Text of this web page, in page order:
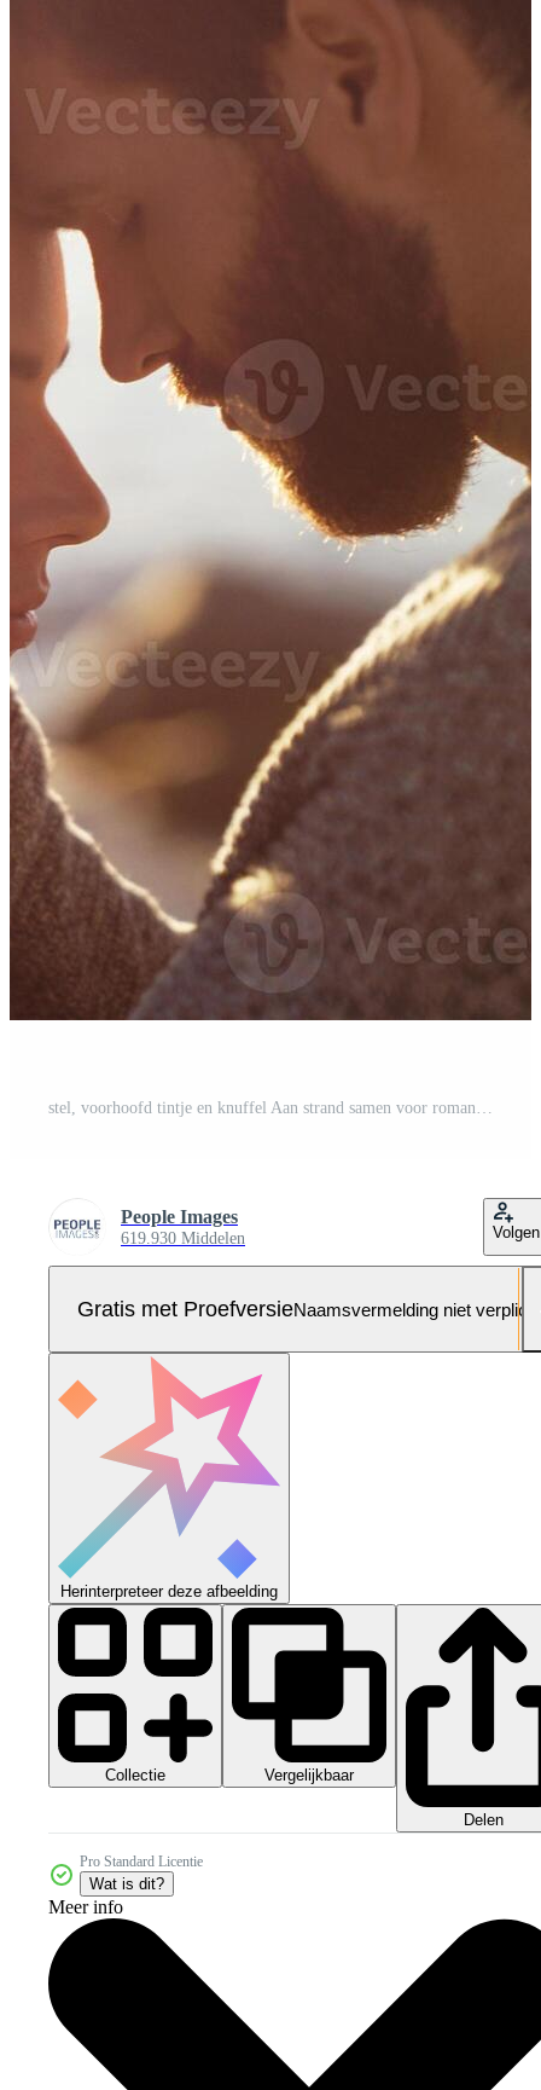
stel, voorhoofd tintje en knuffel Aan strand samen voor romantisch zonsondergang, bonding in natuur en liefde. Vrolijk, Mens en vrouw omhelzing Aan oceaan kant voor vakantie, avontuur en zomer reizen of vakantie Pro Foto
People Images
619.930 Middelen Volgen
Gratis met ProefversieNaamsvermelding niet verplicht
Herinterpreteer deze afbeelding
Collectie Vergelijkbaar
Delen
Pro Standard Licentie
Wat is dit?
Meer info